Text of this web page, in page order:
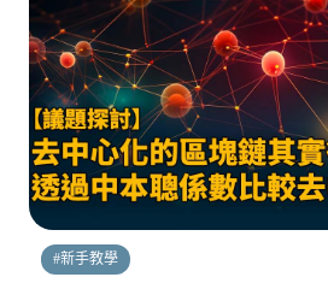
#新手教學